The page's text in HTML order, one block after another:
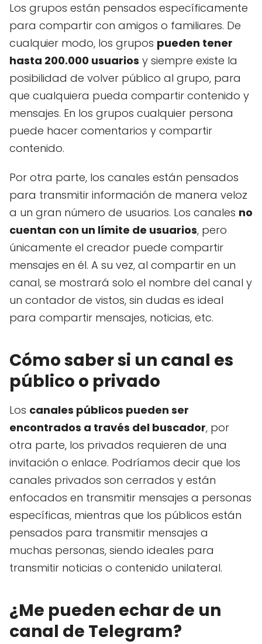
Los grupos están pensados específicamente
para compartir con amigos o familiares. De
cualquier modo, los grupos pueden tener
hasta 200.000 usuarios y siempre existe la
posibilidad de volver público al grupo, para
que cualquiera pueda compartir contenido y
mensajes. En los grupos cualquier persona
puede hacer comentarios y compartir
contenido.
Por otra parte, los canales están pensados
para transmitir información de manera veloz
a un gran número de usuarios. Los canales no
cuentan con un límite de usuarios, pero
únicamente el creador puede compartir
mensajes en él. A su vez, al compartir en un
canal, se mostrará solo el nombre del canal y
un contador de vistos, sin dudas es ideal
para compartir mensajes, noticias, etc.
Cómo saber si un canal es
público o privado
Los canales públicos pueden ser
encontrados a través del buscador, por
otra parte, los privados requieren de una
invitación o enlace. Podríamos decir que los
canales privados son cerrados y están
enfocados en transmitir mensajes a personas
específicas, mientras que los públicos están
pensados para transmitir mensajes a
muchas personas, siendo ideales para
transmitir noticias o contenido unilateral.
¿Me pueden echar de un
canal de Telegram?